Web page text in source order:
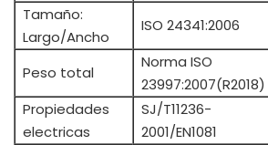
Tamaño:
Largo/Ancho
ISO 24341:2006
Peso total
Norma ISO
23997:2007(R2018)
Propiedades
electricas
SJ/T11236-
2001/EN1081